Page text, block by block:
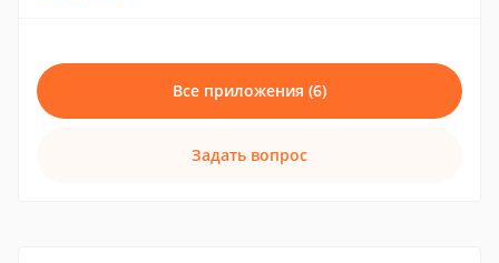
Все приложения (6)
Задать вопрос